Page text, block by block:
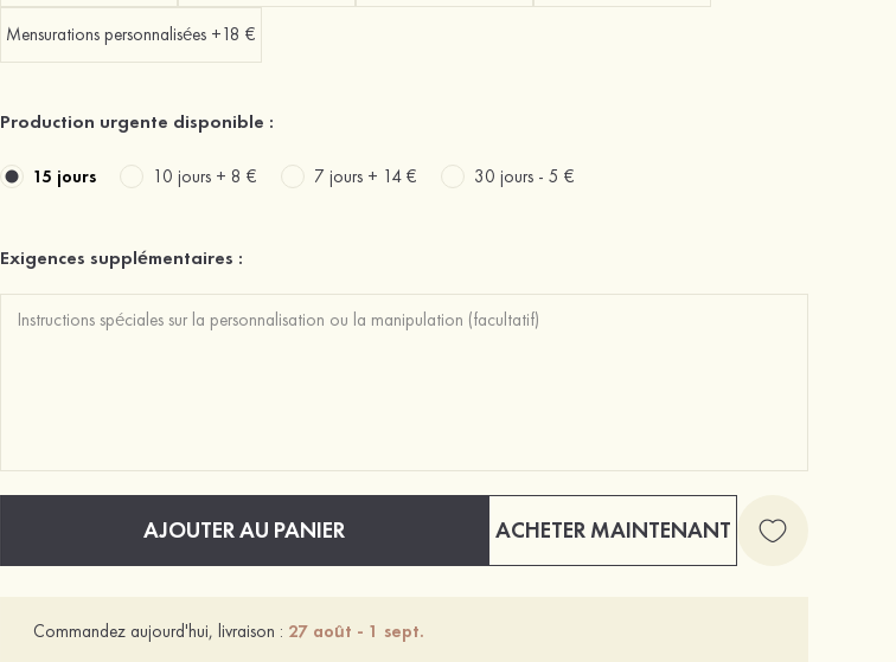
Mensurations personnalisées +18 €
Production urgente disponible :
15 jours 10 jours + 8 € 7 jours + 14 € 30 jours -5 €
Exigences supplémentaires :
AJOUTER AU PANIER ACHETER MAINTENANT
Commandez aujourd'hui, livraison : 27 août - 1 sept.